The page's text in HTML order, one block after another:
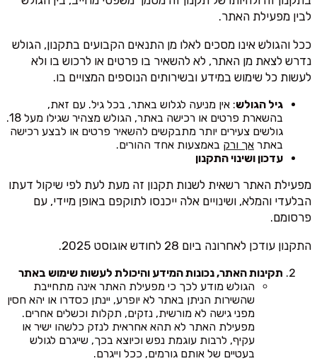
לבין מפעילת האתר.
ככל והגולש אינו מסכים לאלו מן התנאים הקבועים בתקנון, הגולש
נדרש לצאת מן האתר, לא להשאיר בו פרטים או לרכוש בו ולא
לעשות כל שימוש במידע ובשירותים הנוספים המצויים בו.
גיל הגולש: אין מניעה לגלוש באתר, בכל גיל. עם זאת,
בהשארת פרטים או רכישה באתר, הגולש מצהיר שגילו מעל 18.
גולשים צעירים יותר מתבקשים להשאיר פרטים או לבצע רכישה
באתר אך ורק באמצעות אחד ההורים.
עדכון ושינוי התקנון
מפעילת האתר רשאית לשנות תקנון זה מעת לעת לפי שיקול דעתו
הבלעדי והמלא, ושינויים אלה ייכנסו לתוקפם באופן מיידי, עם
פרסומם.
התקנון עודכן לאחרונה ביום 28 לחודש אוגוסט 2025.
תקינות האתר, נכונות המידע והיכולת לעשות שימוש באתר
הגולש מודע לכך כי מפעילת האתר אינה מתחייבת
שהשירות הניתן באתר לא יופרע, יינתן כסדרו או יהא חסין
מפני גישה לא מורשית, נזקים, תקלות וכשלים אחרים.
מפעילת האתר לא תהא אחראית לנזק כלשהו ישיר או
עקיף, לרבות עוגמת נפש וכיוצא בכך, שייגרם לגולש
בעטיים של אותם גורמים, ככל וייגרם.